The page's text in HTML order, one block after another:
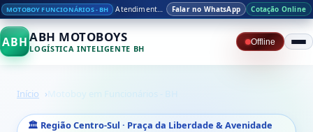
MOTOBOY FUNCIONÁRIOS - BH Atendimento especializado na Região Centro-Sul Falar no WhatsApp Cotação Online
ABHABH MOTOBOYS
LOGÍSTICA INTELIGENTE BH
Offline
Início Motoboy em Funcionários - BH
🏛️ Região Centro-Sul · Praça da Liberdade & Avenidade